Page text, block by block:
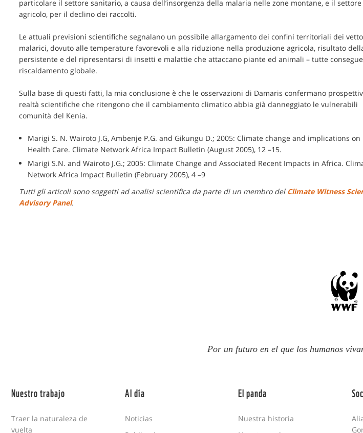
particolare il settore sanitario, a causa dell’insorgenza della malaria nelle zone montane, e il settore
agricolo, per il declino dei raccolti.
Le attuali previsioni scientifiche segnalano un possibile allargamento dei confini territoriali dei
malarici, dovuto alle temperature favorevoli e alla riduzione nella produzione agricola, risultato
persistente e del ripresentarsi di insetti e malattie che attaccano piante ed animali – tutte
riscaldamento globale.
Sulla base di questi fatti, la mia conclusione è che le osservazioni di Damaris confermano
realtà scientifiche che ritengono che il cambiamento climatico abbia già danneggiato le vulnerabili
comunità del Kenia.
Marigi S. N. Wairoto J.G, Ambenje P.G. and Gikungu D.; 2005: Climate change and implications on
Health Care. Climate Network Africa Impact Bulletin (August 2005), 12 –15.
Marigi S.N. and Wairoto J.G.; 2005: Climate Change and Associated Recent Impacts in Africa.
Network Africa Impact Bulletin (February 2005), 4 –9
Tutti gli articoli sono soggetti ad analisi scientifica da parte di un membro del Climate Witness
Advisory Panel.
Por un futuro en el que los humanos
Nuestro trabajo
Traer la naturaleza de
vuelta
Al día
Noticias
El panda
Nuestra historia